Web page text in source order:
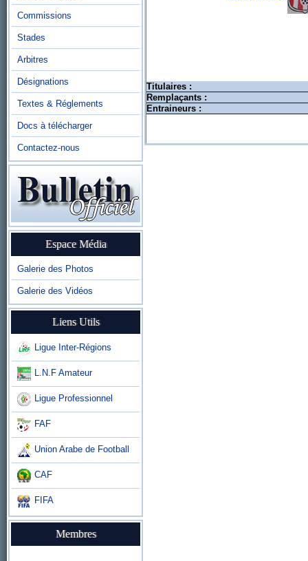
Commissions
Stades
Arbitres
Désignations
Textes & Réglements
Docs à télécharger
Contactez-nous
Espace Média
Galerie des Photos
Galerie des Vidéos
Liens Utils
Ligue Inter-Régions
L.N.F Amateur
Ligue Professionnel
FAF
Union Arabe de Football
CAF
FIFA
Membres
Titulaires :
Remplaçants :
Entraineurs :